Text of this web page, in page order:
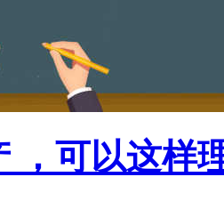
，可以这样